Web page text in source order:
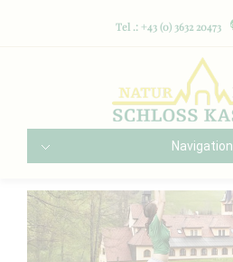
Tel .: +43 (0) 3632 20473
Navigation